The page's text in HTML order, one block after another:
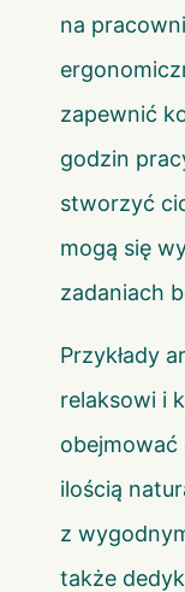
na
zapewnić
godzin
stworzyć
mogą się
zadaniach
Przykłady
relaksowi i
ilością
z
także